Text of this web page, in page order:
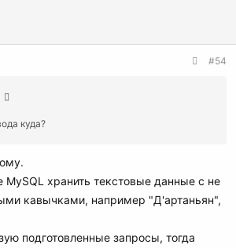
#54
куда?
хранить текстовые данные с не
кавычками, например "Д'артаньян",
подготовленные запросы, тогда